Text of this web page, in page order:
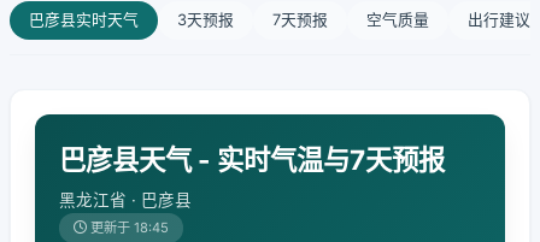
巴彦县实时天气 3天预报 7天预报 空气质量 出行建议
巴彦县天气 - 实时气温与7天预报
黑龙江省 · 巴彦县
更新于 18:45